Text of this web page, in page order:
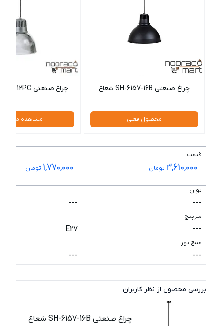
چراغ صنعتی SH-6157-16B شعاع
محصول فعلی
چراغ صنعتی SH-6157-12PC شعاع
مشاهده
قیمت
3,610,000 تومان 1,770,000 تومان
توان
---
---
سرپیچ
---
E27
منبع نور
---
---
بررسی محصول از نظر کاربران
چراغ صنعتی SH-6157-16B شعاع